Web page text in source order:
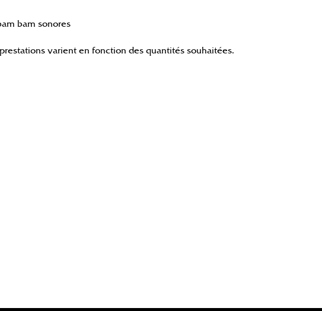
bam sonores
varient en fonction des quantités souhaitées.